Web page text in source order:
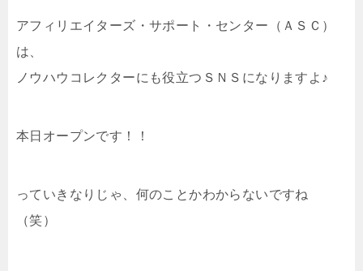
アフィリエイターズ・サポート・センター（ＡＳＣ）
は、
ノウハウコレクターにも役立つＳＮＳになりますよ♪
本日オープンです！！
っていきなりじゃ、何のことかわからないですね
（笑）